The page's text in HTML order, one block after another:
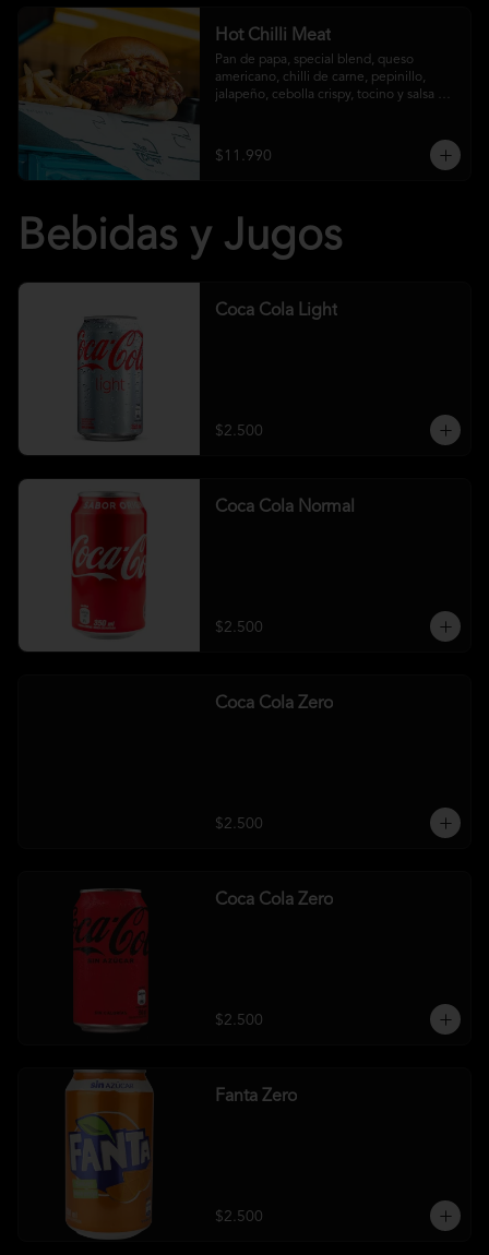
Hot Chilli Meat
Pan de papa, special blend, queso
americano, chilli de carne, pepinillo,
jalapeño, cebolla crispy, tocino y salsa
$11.990
Bebidas y Jugos
Coca Cola Light
$2.500
Coca Cola Normal
$2.500
Coca Cola Zero
$2.500
Coca Cola Zero
$2.500
Fanta Zero
$2.500